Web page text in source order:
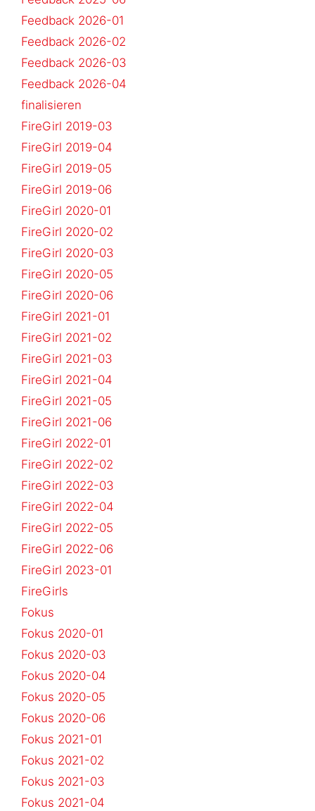
Feedback 2026-01
Feedback 2026-02
Feedback 2026-03
Feedback 2026-04
finalisieren
FireGirl 2019-03
FireGirl 2019-04
FireGirl 2019-05
FireGirl 2019-06
FireGirl 2020-01
FireGirl 2020-02
FireGirl 2020-03
FireGirl 2020-05
FireGirl 2020-06
FireGirl 2021-01
FireGirl 2021-02
FireGirl 2021-03
FireGirl 2021-04
FireGirl 2021-05
FireGirl 2021-06
FireGirl 2022-01
FireGirl 2022-02
FireGirl 2022-03
FireGirl 2022-04
FireGirl 2022-05
FireGirl 2022-06
FireGirl 2023-01
FireGirls
Fokus
Fokus 2020-01
Fokus 2020-03
Fokus 2020-04
Fokus 2020-05
Fokus 2020-06
Fokus 2021-01
Fokus 2021-02
Fokus 2021-03
Fokus 2021-04